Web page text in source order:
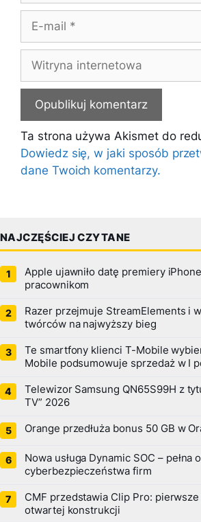
Witryna
internetowa
Ta strona używa Akismet do
Dowiedz się, w jaki sposób
dane Twoich komentarzy.
NAJCZĘŚCIEJ CZYTANE
Apple ujawniło datę premiery
pracownikom
Razer przejmuje StreamElements i
twórców na najwyższy bieg
Te smartfony klienci T-Mobile
Mobile podsumowuje sprzedaż w I
Telewizor Samsung QN65S99H z
TV” 2026
Orange przedłuża bonus 50 GB w
Nowa usługa Dynamic SOC – pełna
cyberbezpieczeństwa firm
CMF przedstawia Clip Pro: pierwsze
otwartej konstrukcji